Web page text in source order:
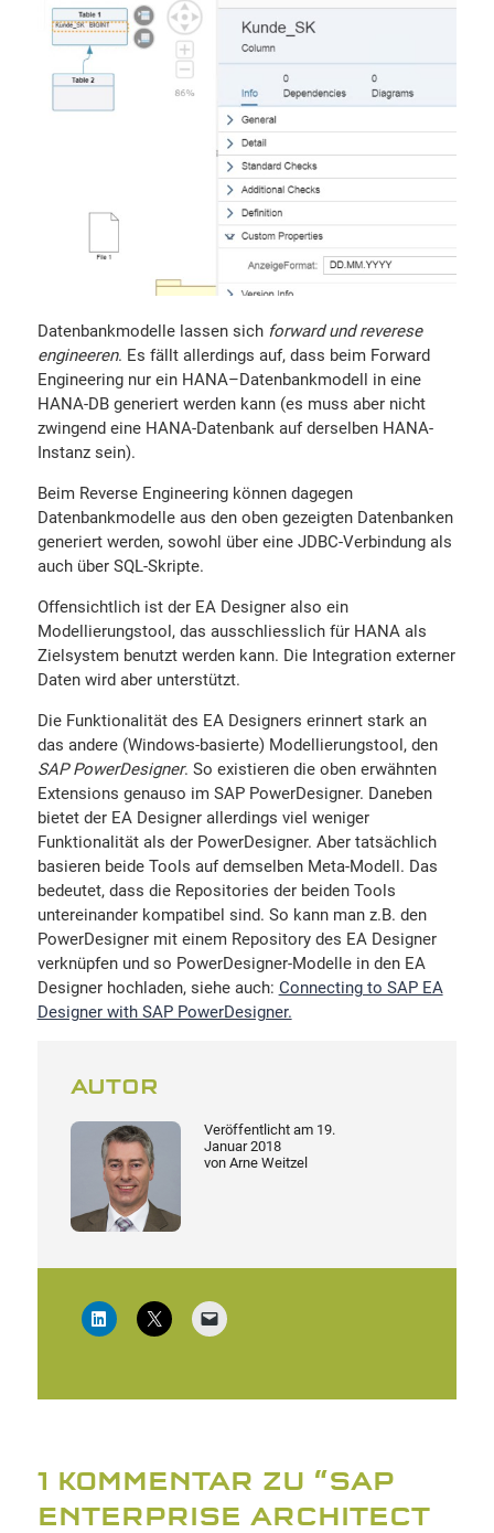
Datenbankmodelle lassen sich forward und reverese
engineeren. Es fällt allerdings auf, dass beim Forward
Engineering nur ein HANA–Datenbankmodell in eine
HANA-DB generiert werden kann (es muss aber nicht
zwingend eine HANA-Datenbank auf derselben HANA-
Instanz sein).
Beim Reverse Engineering können dagegen
Datenbankmodelle aus den oben gezeigten Datenbanken
generiert werden, sowohl über eine JDBC-Verbindung als
auch über SQL-Skripte.
Offensichtlich ist der EA Designer also ein
Modellierungstool, das ausschliesslich für HANA als
Zielsystem benutzt werden kann. Die Integration externer
Daten wird aber unterstützt.
Die Funktionalität des EA Designers erinnert stark an
das andere (Windows-basierte) Modellierungstool, den
SAP PowerDesigner. So existieren die oben erwähnten
Extensions genauso im SAP PowerDesigner. Daneben
bietet der EA Designer allerdings viel weniger
Funktionalität als der PowerDesigner. Aber tatsächlich
basieren beide Tools auf demselben Meta-Modell. Das
bedeutet, dass die Repositories der beiden Tools
untereinander kompatibel sind. So kann man z.B. den
PowerDesigner mit einem Repository des EA Designer
verknüpfen und so PowerDesigner-Modelle in den EA
Designer hochladen, siehe auch: Connecting to SAP EA
Designer with SAP PowerDesigner.
AUTOR
Veröffentlicht am 19.
Januar 2018
von Arne Weitzel
1 KOMMENTAR ZU “SAP
ENTERPRISE ARCHITECT